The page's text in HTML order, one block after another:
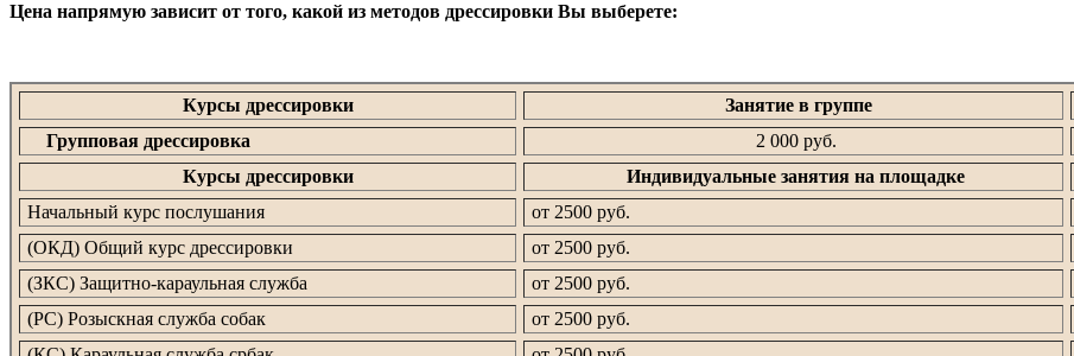
Цена напрямую зависит от того, какой из методов дрессировки Вы выберете:
Курсы дрессировки Занятие в группе
Групповая дрессировка
2 000 руб.
Курсы дрессировки
Индивидуальные занятия на площадке
Начальный курс послушания
от 2500 руб.
(ОКД) Общий курс дрессировки
от 2500 руб.
(ЗКС) Защитно-караульная служба
от 2500 руб.
(РС) Розыскная служба собак
от 2500 руб.